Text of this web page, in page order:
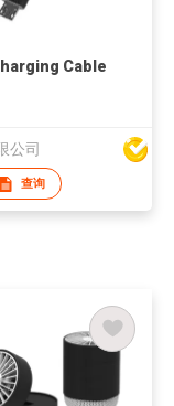
Cable
公司
查询